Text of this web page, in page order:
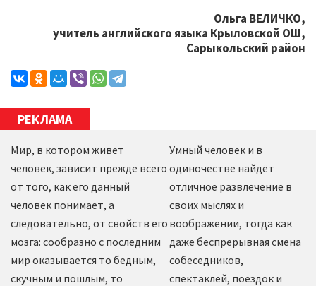
Ольга ВЕЛИЧКО,
учитель английского языка Крыловской ОШ,
Сарыкольский район
РЕКЛАМА
Мир, в котором живет
человек, зависит прежде всего
от того, как его данный
человек понимает, а
следовательно, от свойств его
мозга: сообразно с последним
мир оказывается то бедным,
скучным и пошлым, то
Умный человек и в
одиночестве найдёт
отличное развлечение в
своих мыслях и
воображении, тогда как
даже беспрерывная смена
собеседников,
спектаклей, поездок и